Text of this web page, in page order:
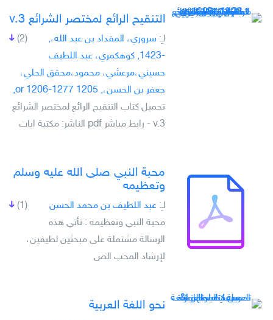
التنقيح الرائع لمختصر الشرائع v.3
(2) لـِ: سروري، المقداد بن عبد الله،,
-1423, كوهكمري، عبد اللطيف
حسيني،مرعشي، محمود،محقق الحلي،
جعفر بن الحسن،, 1205 or 1206-1277,
تحميل كتاب التنقيح الرائع لمختصر الشرائع
v.3 - رابط مباشر pdf الناشر: مكتبة ايات
محبة النبي صلى الله عليه وسلم
وتعظيمه
(1) لـِ: عبد اللطيف بن محمد الحسن
محبة النبي وتعظيمه : تأتي هذه
الرسالة مشتملة على مبحثين لطيفين،
لإرشاد المحب الص
نحو اللغة العربية